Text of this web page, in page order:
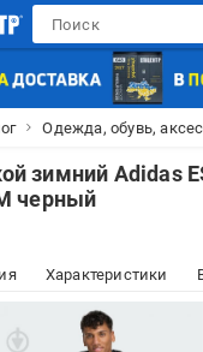
Одежда, обувь,
зимний Adidas
черный
Характеристики